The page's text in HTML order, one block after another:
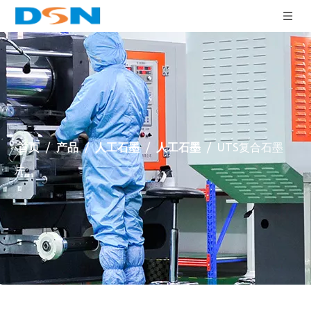
首页 / 产品 / 人工石墨 / 人工石墨 / UTS复合石墨
片